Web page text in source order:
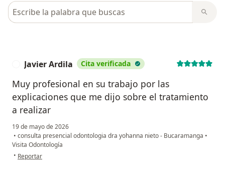
Busca en opiniones
Javier Ardila Cita verificada
Muy profesional en su trabajo por las
explicaciones que me dijo sobre el tratamiento
a realizar
19 de mayo de 2026
• consulta presencial odontologia dra yohanna nieto - Bucaramanga •
Visita Odontología
• en opinión del usuario Javier Ardila
Reportar